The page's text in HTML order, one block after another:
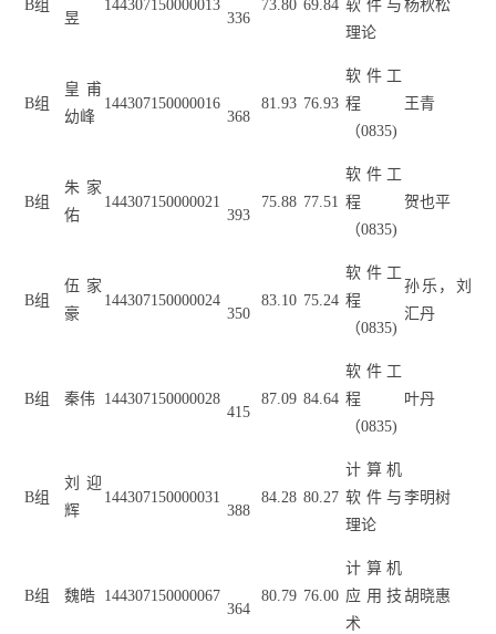
B组
昱
144307150000013
336
73.80 69.84 软件与
理论
杨秋松
B组
皇甫
幼峰
144307150000016
368
81.93 76.93
软件工
程
（0835)
王青
B组
朱家
佑
144307150000021
393
75.88 77.51
软件工
程
（0835)
贺也平
B组
伍家
豪
144307150000024
350
83.10 75.24
软件工
程
（0835)
孙乐，刘
汇丹
B组 秦伟 144307150000028
415
87.09 84.64
软件工
程
（0835)
叶丹
B组
刘迎
辉
144307150000031
388
84.28 80.27
计算机
软件与
理论
李明树
B组 魏皓 144307150000067
364
80.79 76.00
计算机
应用技
术
胡晓惠